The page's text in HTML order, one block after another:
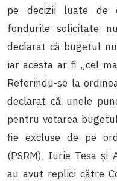
pe decizii luate de
fondurile solicitate
declarat că bugetul
iar acesta ar fi „cel
Referindu-se la
declarat că unele
pentru votarea
fie excluse de pe
(PSRM), Iurie Tesa și
au avut replici către